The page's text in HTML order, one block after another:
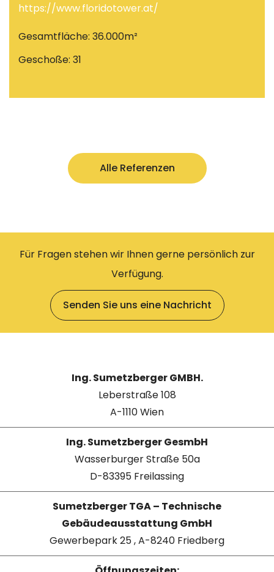
https://www.floridotower.at/
Gesamtfläche: 36.000m²
Geschoße: 31
Alle Referenzen
Für Fragen stehen wir Ihnen gerne persönlich zur
Verfügung.
Senden Sie uns eine Nachricht
Ing. Sumetzberger GMBH.
Leberstraße 108
A-1110 Wien
Ing. Sumetzberger GesmbH
Wasserburger Straße 50a
D-83395 Freilassing
Sumetzberger TGA – Technische
Gebäudeausstattung GmbH
Gewerbepark 25 , A-8240 Friedberg